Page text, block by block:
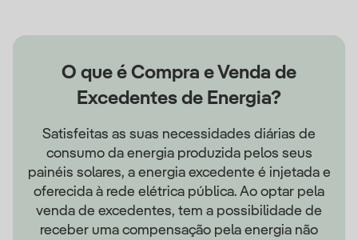
O que é Compra e Venda de
Excedentes de Energia?
Satisfeitas as suas necessidades diárias de
consumo da energia produzida pelos seus
painéis solares, a energia excedente é injetada e
oferecida à rede elétrica pública. Ao optar pela
venda de excedentes, tem a possibilidade de
receber uma compensação pela energia não